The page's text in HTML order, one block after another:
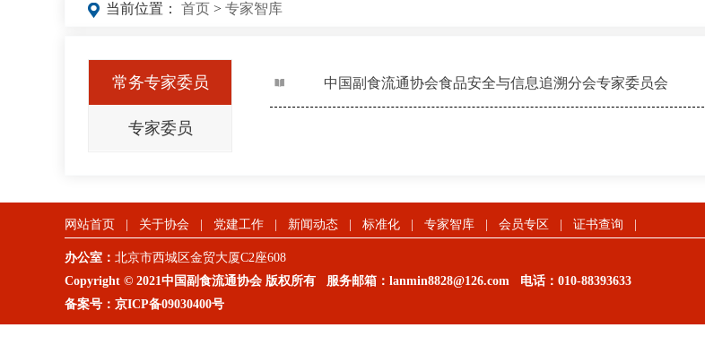
当前位置： 首页 > 专家智库
常务专家委员
专家委员
中国副食流通协会食品安全与信息追溯分会专家委员会
网站首页 关于协会 党建工作 新闻动态 标准化 专家智库 会员专区 证书查询
办公室： 北京市西城区金贸大厦C2座608
Copyright © 2021中国副食流通协会 版权所有 服务邮箱：lanmin8828@126.com 电话： 010-88393633
备案号： 京ICP备09030400号